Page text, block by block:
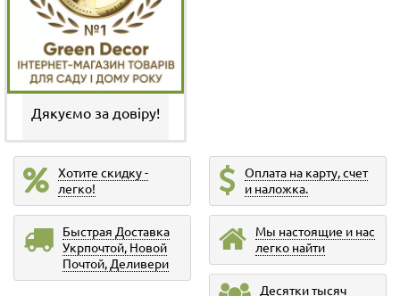
Дякуємо за довіру!
Хотите скидку -
легко!
Оплата на карту, счет
и наложка.
Быстрая Доставка
Укрпочтой, Новой
Почтой, Деливери
Мы настоящие и нас
легко найти
Десятки тысяч